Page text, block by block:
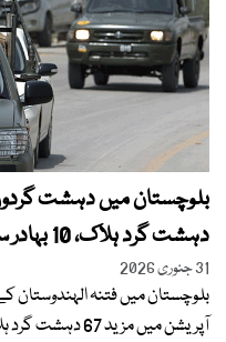
دہشت گرد ہلاک، 10 بہادر سیکورٹی اہلکار شہید
31 جنوری 2026
بلوچستان میں فتنہ
آپریشن میں